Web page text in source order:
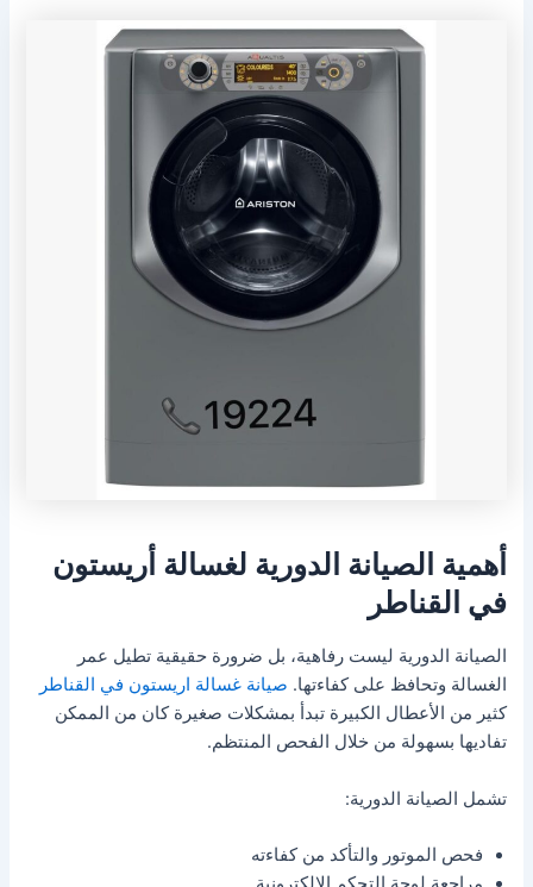
أهمية الصيانة الدورية لغسالة أريستون
في القناطر
الصيانة الدورية ليست رفاهية، بل ضرورة حقيقية تطيل عمر
الغسالة وتحافظ على كفاءتها. صيانة غسالة اريستون في القناطر
كثير من الأعطال الكبيرة تبدأ بمشكلات صغيرة كان من الممكن
تفاديها بسهولة من خلال الفحص المنتظم.
تشمل الصيانة الدورية:
فحص الموتور والتأكد من كفاءته